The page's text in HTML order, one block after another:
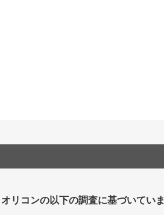
リコンの以下の調査に基づいていま